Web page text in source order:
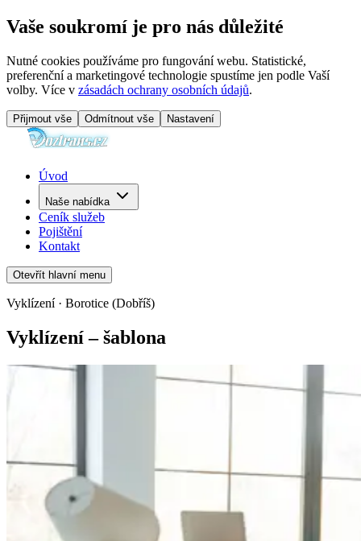
Vaše soukromí je pro nás důležité
Nutné cookies používáme pro fungování webu. Statistické,
preferenční a marketingové technologie spustíme jen podle Vaší
volby. Více v zásadách ochrany osobních údajů.
Přijmout vše Odmítnout vše Nastavení
Úvod
Naše nabídka
Ceník služeb
Pojištění
Kontakt
Otevřít hlavní menu
Vyklízení · Borotice (Dobříš)
Vyklízení – šablona